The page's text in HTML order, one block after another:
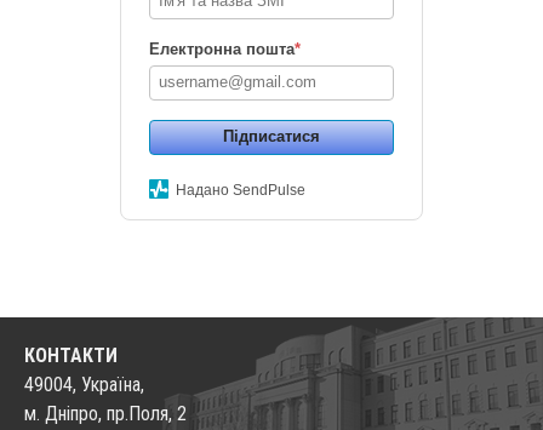
Електронна пошта*
Підписатися
Надано SendPulse
КОНТАКТИ
49004, Україна,
м. Дніпро, пр.Поля, 2